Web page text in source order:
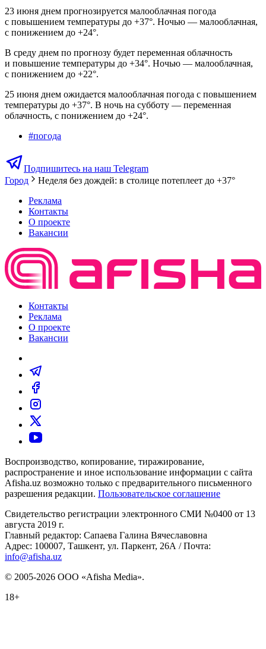
23 июня днем прогнозируется малооблачная погода
с повышением температуры до +37°. Ночью — малооблачная,
с понижением до +24°.
В среду днем по прогнозу будет переменная облачность
и повышение температуры до +34°. Ночью — малооблачная,
с понижением до +22°.
25 июня днем ожидается малооблачная погода с повышением
температуры до +37°. В ночь на субботу — переменная
облачность, с понижением до +24°.
#погода
Подпишитесь на наш Telegram
Город
Неделя без дождей: в столице потеплеет до +37°
Реклама
Контакты
О проекте
Вакансии
Контакты
Реклама
О проекте
Вакансии
Воспроизводство, копирование, тиражирование,
распространение и иное использование информации с сайта
Afisha.uz возможно только с предварительного письменного
разрешения редакции. Пользовательское соглашение
Свидетельство регистрации электронного СМИ №0400 от 13
августа 2019 г.
Главный редактор: Сапаева Галина Вячеславовна
Адрес: 100007, Ташкент, ул. Паркент, 26А / Почта:
info@afisha.uz
© 2005-2026 ООО «Afisha Media».
18+